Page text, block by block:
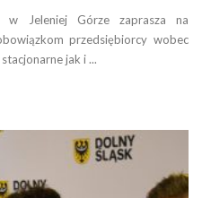
w Jeleniej Górze zaprasza na
przedsiębiorcy wobec
jak i ...